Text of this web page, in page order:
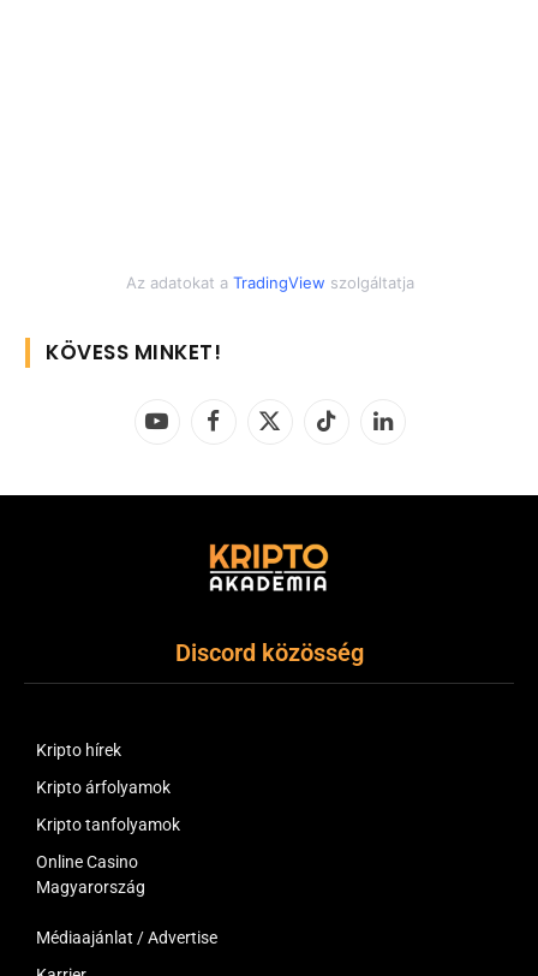
Az adatokat a TradingView szolgáltatja
KÖVESS MINKET!
YouTubeFacebook
X
TikTok LinkedIn
Discord közösség
Kripto hírek
Kripto árfolyamok
Kripto tanfolyamok
Online Casino
Magyarország
Médiaajánlat / Advertise